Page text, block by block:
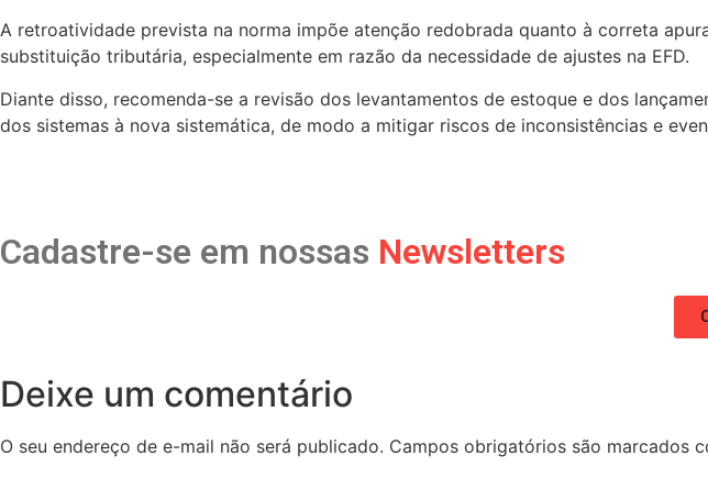
A retroatividade prevista na norma impõe atenção redobrada quanto à correta
substituição tributária, especialmente em razão da necessidade de ajustes na EFD.
Diante disso, recomenda-se a revisão dos levantamentos de estoque e dos
dos sistemas à nova sistemática, de modo a mitigar riscos de inconsistências e
Cadastre-se em nossas Newsletters
Deixe um comentário
O seu endereço de e-mail não será publicado. Campos obrigatórios são marcados